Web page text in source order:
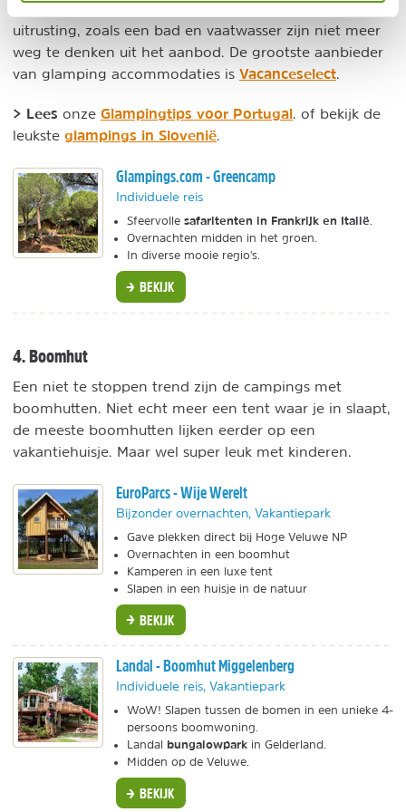
uitrusting, zoals een bad en vaatwasser zijn niet meer
weg te denken uit het aanbod. De grootste aanbieder
van glamping accommodaties is Vacanceselect.
> Lees onze Glampingtips voor Portugal. of bekijk de
leukste glampings in Slovenië.
Glampings.com - Greencamp
Individuele reis
Sfeervolle safaritenten in Frankrijk en Italië
Overnachten midden in het groen.
In diverse mooie regio's.
BEKIJK
4. Boomhut
Een niet te stoppen trend zijn de campings met
boomhutten. Niet echt meer een tent waar je in slaapt,
de meeste boomhutten lijken eerder op een
vakantiehuisje. Maar wel super leuk met kinderen.
EuroParcs - Wije Werelt
Bijzonder overnachten, Vakantiepark
Gave plekken direct bij Hoge Veluwe NP
Overnachten in een boomhut
Kamperen in een luxe tent
Slapen in een huisje in de natuur
BEKIJK
Landal - Boomhut Miggelenberg
Individuele reis, Vakantiepark
WoW! Slapen tussen de bomen in een unieke 4-
persoons boomwoning.
Landal bungalowpark in Gelderland.
Midden op de Veluwe.
BEKIJK